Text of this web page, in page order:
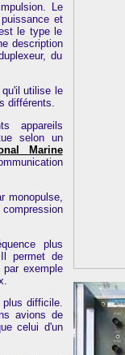
Le
et
le type le
description
du
utilise le
différents.
appareils
selon un
Marine
monopulse,
plus
permet de
exemple
plus difficile.
avions de
celui d'un